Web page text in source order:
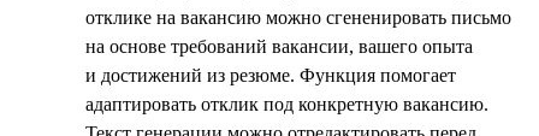
отклике на вакансию можно сгененировать письмо
на основе требований вакансии, вашего опыта
и достижений из резюме. Функция помогает
адаптировать отклик под конкретную вакансию.